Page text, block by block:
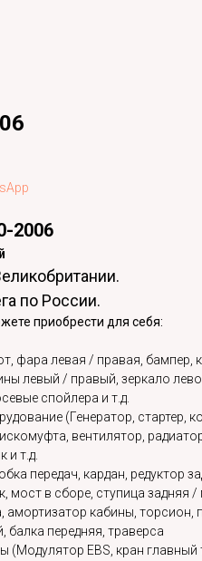
2006
по России.
приобрести для себя:
фара левая / правая, бампер,
левый / правый, зеркало
спойлера и т.д.
(Генератор, стартер,
вентилятор,
и т.д.
передач, кардан, редуктор
мост в сборе, ступица задняя /
амортизатор кабины, торсион,
передняя, траверса
(Модулятор EBS, кран главный